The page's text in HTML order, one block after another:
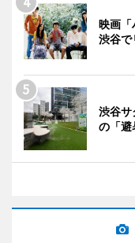
映画「
渋谷で
渋谷サ
の「避